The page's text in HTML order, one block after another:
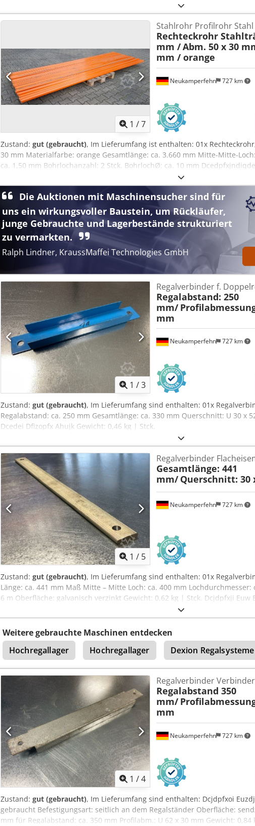
1 /7
Neukamperfehn 727 km
Stahlrohr Profilrohr Stahl
Rechteckrohr
mm /Abm. 50 x 30
mm / orange
Zustand: gut (gebraucht), Im Lieferumfang ist enthalten: 01x
30 mm Materialfarbe: orange Gesamtlänge: ca. 3.660 mm Mitte-Mitte-
ca. 1,50 mm Bohrlochanzahl: 2 Stck. BohrlochØ: ca. 10 mm
Kg Ihre Ansprechpartner in unserem Hause: Herr: Andre Evering Herr:
Allgemeine Informationen zum Artikel: Dieser Artikel wird nur zur
hinaus gewünschter Transport bzw. eine Versendung dieses Artikels ist
verbunden, welche gesondert je nach Lieferort bzw. Lieferumfang bei
Die Auktionen mit Maschinensucher sind für
uns ein wirkungsvoller Baustein, um Rückläufer,
junge Gebrauchte und Lagerbestände strukturiert
zu vermarkten.
Ralph Lindner, KraussMaffei Technologies GmbH
1 /3
Neukamperfehn 727 km
Regalverbinder f.
Regalabstand: 250
mm/
mm
Zustand: gut (gebraucht), Im Lieferumfang sind enthalten: 01x
Regalabstand: ca. 250 mm Gesamtlänge: ca. 330 mm Querschnitt: U 30 x
Dcedei Dfizopfx Ahujk Gewicht: 0,46 kg | Stck.
1 / 5
Neukamperfehn 727 km
Regalverbinder
Gesamtlänge: 441
mm/ Querschnitt: 30
Zustand: gut (gebraucht), Im Lieferumfang sind enthalten: 01x
Länge: ca. 441 mm Maß Mitte – Mitte Loch: ca. 400 mm
6 m Oberfläche: galvanisch verzinkt Gewicht: 0,62 kg | Stck. Dcjdpfxji Euw
Weitere gebrauchte Maschinen entdecken
Hochregallager
Hochregallager Dexion Regalsysteme
1 /4
Neukamperfehn 727 km
Regalverbinder
Regalabstand 350
mm/
mm
Zustand: gut (gebraucht), Im Lieferumfang sind enthalten: Dcjdpfxoi
gebraucht Befestigungsart: seitlich an dem Regalständer Oberfläche:
mm für Regalabstand: ca. 350 mm Profilabm.: U 62 x 30 mm Gewicht: 0,84